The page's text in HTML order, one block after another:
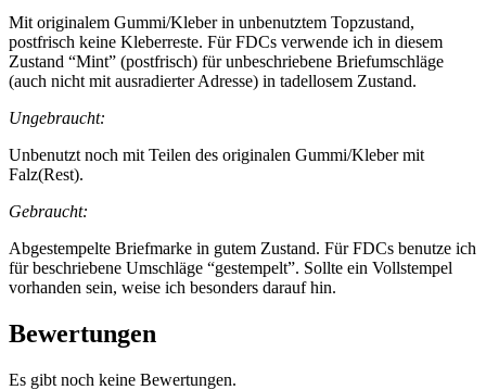
Mit originalem Gummi/Kleber in unbenutztem Topzustand,
postfrisch keine Kleberreste. Für FDCs verwende ich in diesem
Zustand “Mint” (postfrisch) für unbeschriebene Briefumschläge
(auch nicht mit ausradierter Adresse) in tadellosem Zustand.
Ungebraucht:
Unbenutzt noch mit Teilen des originalen Gummi/Kleber mit
Falz(Rest).
Gebraucht:
Abgestempelte Briefmarke in gutem Zustand. Für FDCs benutze ich
für beschriebene Umschläge “gestempelt”. Sollte ein Vollstempel
vorhanden sein, weise ich besonders darauf hin.
Bewertungen
Es gibt noch keine Bewertungen.